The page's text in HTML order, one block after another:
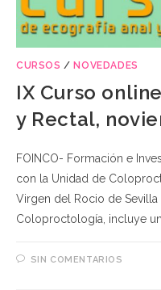
CURSOS /NOVEDADES
IX Curso
y Rectal,
FOINCO- Formación e
con la Unidad de
Virgen del Rocio de
Coloproctología, incluye
SIN COMENTARIOS